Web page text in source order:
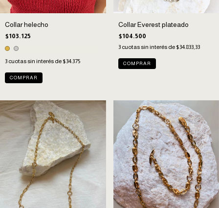
Collar helecho
$103.125
3 cuotas sin interés de $34.375
COMPRAR
Collar Everest plateado
$104.500
3 cuotas sin interés de $34.833,33